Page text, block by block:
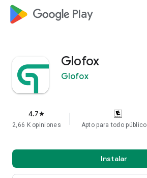
google_logo Play
Glofox
Glofox
4.7star
2,66 K opiniones Apto para todo público
Instalar